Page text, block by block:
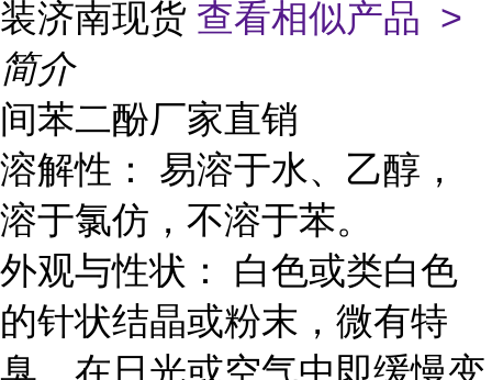
装济南现货 查看相似产品 >
简介
间苯二酚厂家直销
溶解性： 易溶于水、乙醇，
溶于氯仿，不溶于苯。
外观与性状： 白色或类白色
的针状结晶或粉末，微有特
臭，在日光或空气中即缓慢变